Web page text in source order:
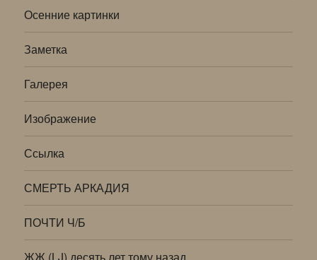
Осенние картинки
Заметка
Галерея
Изображение
Ссылка
СМЕРТЬ АРКАДИЯ
ПОЧТИ Ч/Б